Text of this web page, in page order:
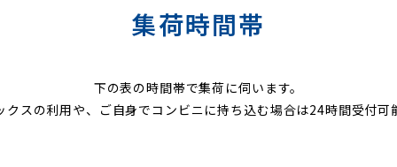
集荷時間帯
下の表の時間帯で集荷に伺います。
クスの利用や、ご自身でコンビニに持ち込む場合は24時間受付可